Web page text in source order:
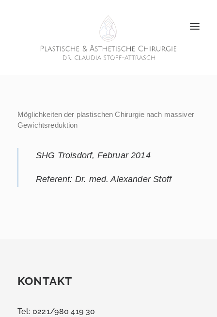
Möglichkeiten der plastischen Chirurgie nach massiver
Gewichtsreduktion
SHG Troisdorf, Februar 2014
Referent: Dr. med. Alexander Stoff
KONTAKT
Tel: 0221/980 419 30